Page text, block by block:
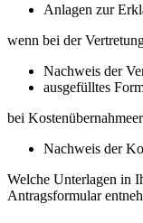
Anlagen zur
wenn bei der
Nachweis der
ausgefülltes
bei
Nachweis der
Welche Unterlagen in
Antragsformular